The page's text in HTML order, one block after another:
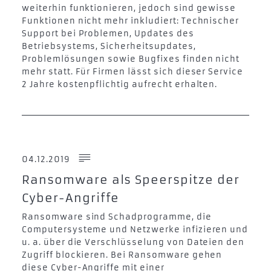
weiterhin funktionieren, jedoch sind gewisse
Funktionen nicht mehr inkludiert: Technischer
Support bei Problemen, Updates des
Betriebsystems, Sicherheitsupdates,
Problemlösungen sowie Bugfixes finden nicht
mehr statt. Für Firmen lässt sich dieser Service
2 Jahre kostenpflichtig aufrecht erhalten.
04.12.2019
Ransomware als Speerspitze der
Cyber-Angriffe
Ransomware sind Schadprogramme, die
Computersysteme und Netzwerke infizieren und
u. a. über die Verschlüsselung von Dateien den
Zugriff blockieren. Bei Ransomware gehen
diese Cyber-Angriffe mit einer